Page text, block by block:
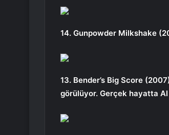
14. Gunpowder Milkshake
13. Bender’s Big Score
görülüyor. Gerçek hayatta Al